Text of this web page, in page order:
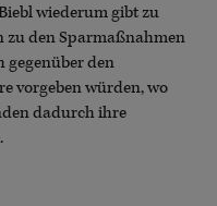
wiederum gibt zu
zu den Sparmaßnahmen
gegenüber den
vorgeben würden, wo
dadurch ihre